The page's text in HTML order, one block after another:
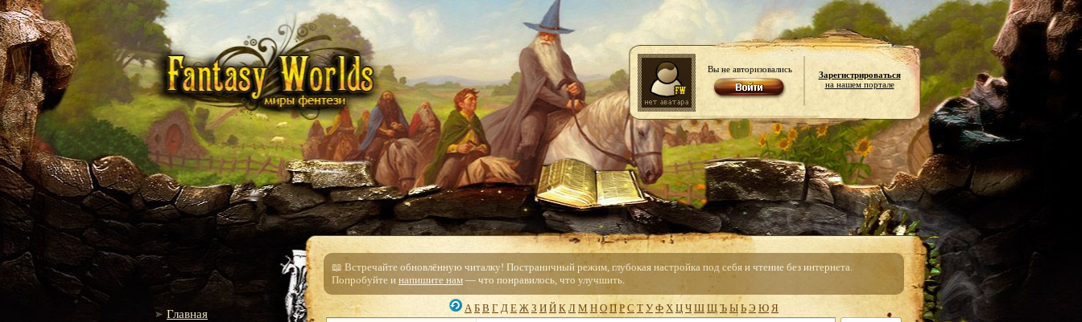
Вы не авторизовались
Зарегистрироваться
на нашем портале
Главная
📖 Встречайте обновлённую читалку! Постраничный режим, глубокая настройка под себя и чтение без интернета.
Попробуйте и напишите нам — что понравилось, что улучшить.
А Б В Г Д Е Ж З И Й К Л М Н О П Р С Т У Ф Х Ц Ч Ш Щ Ъ Ы Ь Э Ю Я